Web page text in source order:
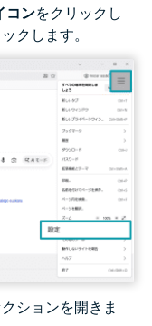
コンをクリックし
クします。
ションを開きま